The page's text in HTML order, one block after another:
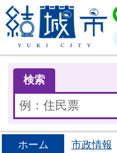
検索
ホーム 市政情報